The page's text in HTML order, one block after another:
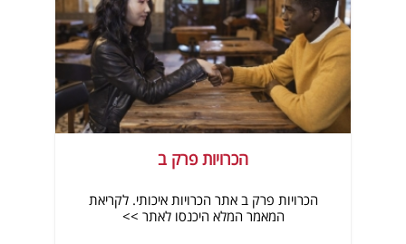
הכרויות פרק ב
הכרויות פרק ב אתר הכרויות איכותי. לקריאת
המאמר המלא היכנסו לאתר >>